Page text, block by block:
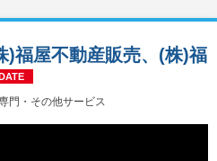
門・その他サービス
)福屋不動産販売、(株)福